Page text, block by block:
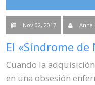
Nov 02, 2017 Anna
El «Síndrome de
Cuando la
en una obsesión